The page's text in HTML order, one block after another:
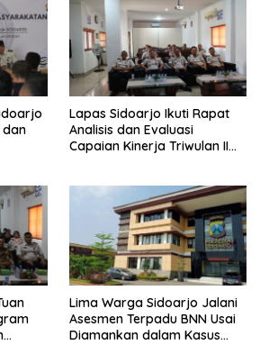
dan
Lapas Sidoarjo Ikuti Rapat
Analisis dan Evaluasi
Capaian Kinerja Triwulan II
Lima Warga Sidoarjo Jalani
Asesmen Terpadu BNN Usai
Diamankan dalam Kasus